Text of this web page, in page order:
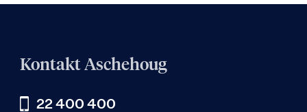
Kontakt Aschehoug
22 400 400